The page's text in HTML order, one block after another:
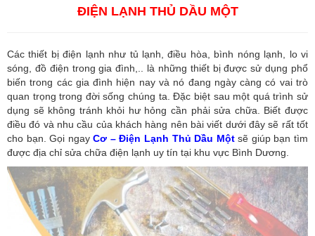
ĐIỆN LẠNH THỦ DẦU MỘT
Các thiết bị điện lạnh như tủ lạnh, điều hòa, bình nóng lạnh, lo vi
sóng, đồ điện trong gia đình,.. là những thiết bị được sử dụng phổ
biến trong các gia đình hiện nay và nó đang ngày càng có vai trò
quan trọng trong đời sống chúng ta. Đặc biệt sau một quá trình sử
dụng sẽ không tránh khỏi hư hỏng cần phải sửa chữa. Biết được
điều đó và nhu cầu của khách hàng nên bài viết dưới đây sẽ rất tốt
cho bạn. Gọi ngayCơ – Điện Lạnh Thủ Dầu Một sẽ giúp bạn tìm
được địa chỉ sửa chữa điện lạnh uy tín tại khu vực Bình Dương.